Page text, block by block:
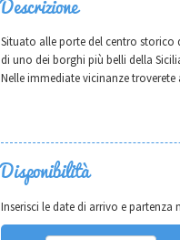
Situato alle porte del centro storico
di uno dei borghi più belli della
Nelle immediate vicinanze
Disponibilità
Inserisci le date di arrivo e partenza